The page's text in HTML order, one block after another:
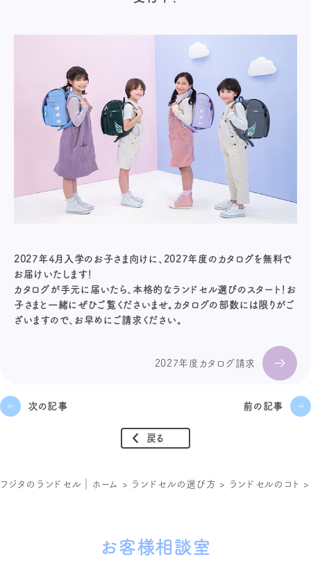
2027年4月入学のお子さま向けに、2027年度のカタログを無料で
お届けいたします！
カタログが手元に届いたら、本格的なランドセル選びのスタート！お
子さまと一緒にぜひご覧くださいませ。カタログの部数には限りがご
ざいますので、お早めにご請求ください。
2027年度カタログ請求
次の記事 前の記事
戻る
フジタのランドセル｜ホーム > ランドセルの選び方 > ランドセルのコト
お客様相談室